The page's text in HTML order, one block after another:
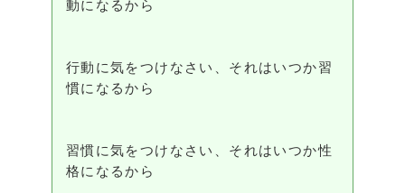
動になるから
行動に気をつけなさい、それはいつか習
慣になるから
習慣に気をつけなさい、それはいつか性
格になるから